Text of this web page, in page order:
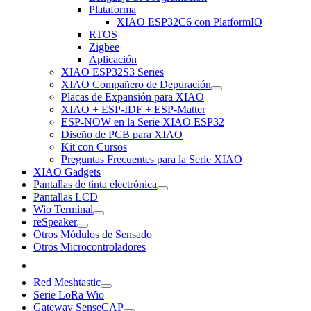
Plataforma
XIAO ESP32C6 con PlatformIO
RTOS
Zigbee
Aplicación
XIAO ESP32S3 Series
XIAO Compañero de Depuración
Placas de Expansión para XIAO
XIAO + ESP-IDF + ESP-Matter
ESP-NOW en la Serie XIAO ESP32
Diseño de PCB para XIAO
Kit con Cursos
Preguntas Frecuentes para la Serie XIAO
XIAO Gadgets
Pantallas de tinta electrónica
Pantallas LCD
Wio Terminal
reSpeaker
Otros Módulos de Sensado
Otros Microcontroladores
Red Meshtastic
Serie LoRa Wio
Gateway SenseCAP